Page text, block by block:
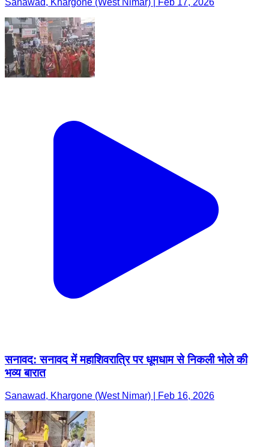
सनावद: सनावद में महाशिवरात्रि पर धूमधाम से निकली भोले की
भव्य बारात
Sanawad, Khargone (West Nimar) | Feb 16, 2026